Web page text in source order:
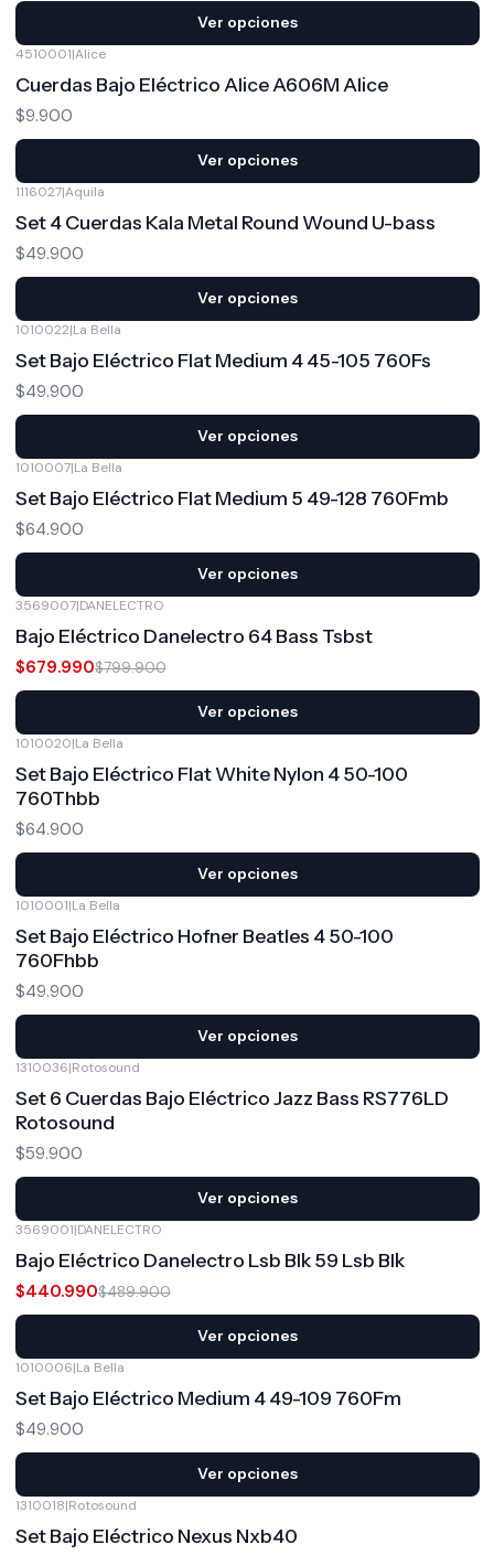
Ver opciones
4510001|Alice
Cuerdas Bajo Eléctrico Alice A606M Alice
$9.900
Ver opciones
1116027|Aquila
Set 4 Cuerdas Kala Metal Round Wound U-bass
$49.900
Ver opciones
1010022|La Bella
Set Bajo Eléctrico Flat Medium 4 45-105 760Fs
$49.900
Ver opciones
1010007|La Bella
Set Bajo Eléctrico Flat Medium 5 49-128 760Fmb
$64.900
Ver opciones
3569007|DANELECTRO
Bajo Eléctrico Danelectro 64 Bass Tsbst
$679.990$799.900
Ver opciones
1010020|La Bella
Set Bajo Eléctrico Flat White Nylon 4 50-100
760Thbb
$64.900
Ver opciones
1010001|La Bella
Set Bajo Eléctrico Hofner Beatles 4 50-100
760Fhbb
$49.900
Ver opciones
1310036|Rotosound
Set 6 Cuerdas Bajo Eléctrico Jazz Bass RS776LD
Rotosound
$59.900
Ver opciones
3569001|DANELECTRO
Bajo Eléctrico Danelectro Lsb Blk 59 Lsb Blk
$440.990$489.900
Ver opciones
1010006|La Bella
Set Bajo Eléctrico Medium 4 49-109 760Fm
$49.900
Ver opciones
1310018|Rotosound
Set Bajo Eléctrico Nexus Nxb40